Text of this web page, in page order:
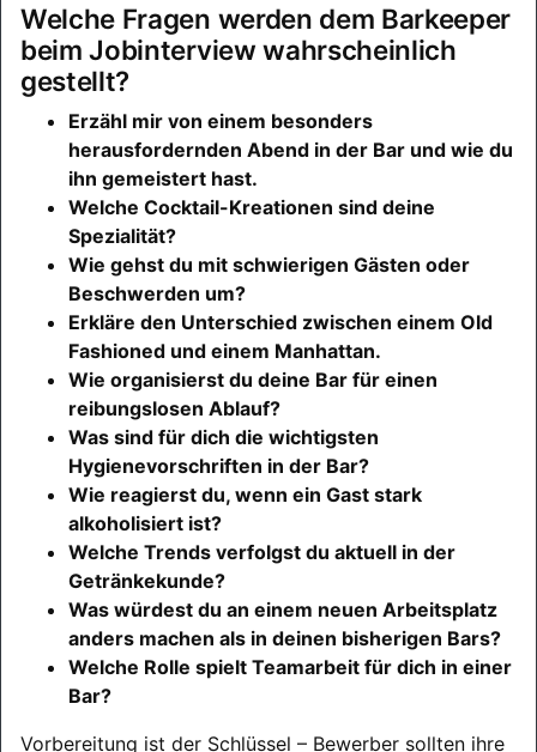
Welche Fragen werden dem Barkeeper
beim Jobinterview wahrscheinlich
gestellt?
Erzähl mir von einem besonders
herausfordernden Abend in der Bar und wie du
ihn gemeistert hast.
Welche Cocktail-Kreationen sind deine
Spezialität?
Wie gehst du mit schwierigen Gästen oder
Beschwerden um?
Erkläre den Unterschied zwischen einem Old
Fashioned und einem Manhattan.
Wie organisierst du deine Bar für einen
reibungslosen Ablauf?
Was sind für dich die wichtigsten
Hygienevorschriften in der Bar?
Wie reagierst du, wenn ein Gast stark
alkoholisiert ist?
Welche Trends verfolgst du aktuell in der
Getränkekunde?
Was würdest du an einem neuen Arbeitsplatz
anders machen als in deinen bisherigen Bars?
Welche Rolle spielt Teamarbeit für dich in einer
Bar?
Vorbereitung ist der Schlüssel – Bewerber sollten ihre